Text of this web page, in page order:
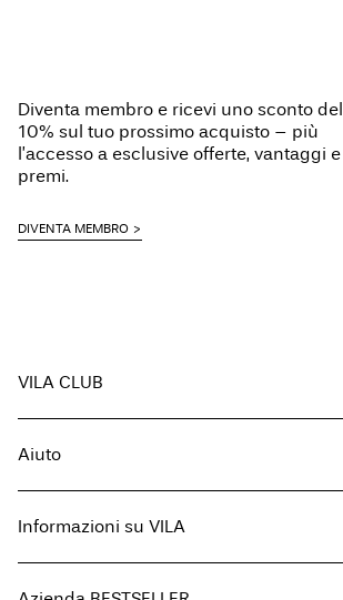
Diventa membro e ricevi uno sconto del
10% sul tuo prossimo acquisto – più
l’accesso a esclusive offerte, vantaggi e
premi.
DIVENTA MEMBRO
VILA CLUB
Diventa membro
Il mio account
Monitora ordine
Aiuto
Restituisci qui
Modalità di consegna
Guida delle taglie
Informazioni su VILA